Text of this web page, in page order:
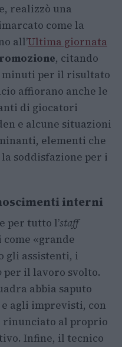
realizzò una
come la
all’Ultima giornata
, citando
minuti per il risultato
affiorano anche le
di giocatori
e alcune situazioni
elementi che
soddisfazione per i
interni
per tutto l’staff
«grande
gli assistenti, i
per il lavoro svolto.
abbia saputo
agli imprevisti, con
rinunciato al proprio
Infine, il tecnico